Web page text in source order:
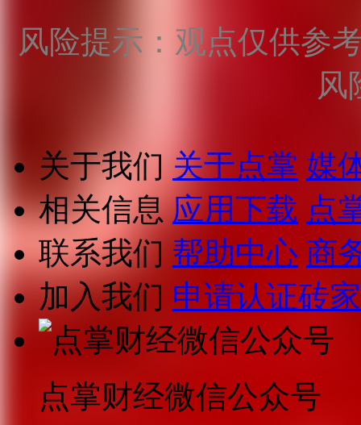
风险提示：观点仅供参
风
关于我们 关于点掌 媒
相关信息 应用下载 点
联系我们 帮助中心 商
加入我们 申请认证砖家
点掌财经微信公众号